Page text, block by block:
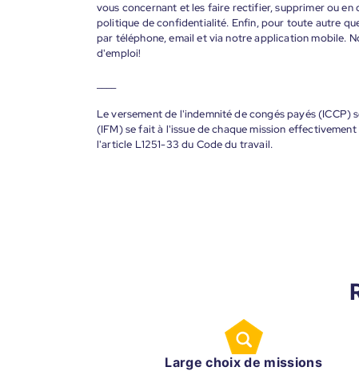
vous concernant et les faire rectifier, supprimer ou
politique de confidentialité. Enfin, pour toute autre
par téléphone, email et via notre application mobile.
d'emploi!
Le versement de l'indemnité de congés payés
(IFM) se fait à l'issue de chaque mission
l'article L1251-33 du Code du travail.
Large choix de missions